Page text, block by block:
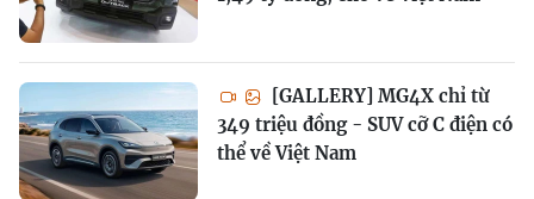
[GALLERY] MG4X chỉ từ
349 triệu đồng - SUV cỡ C điện có
thể về Việt Nam